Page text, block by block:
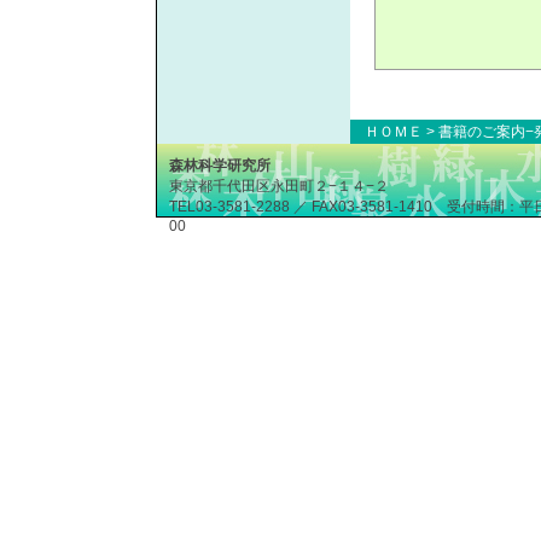
ＨＯＭＥ > 書籍のご案内−
森林科学研究所
東京都千代田区永田町２−１４−２
TEL03-3581-2288 ／ FAX03-3581-1410 受付時間：平
00